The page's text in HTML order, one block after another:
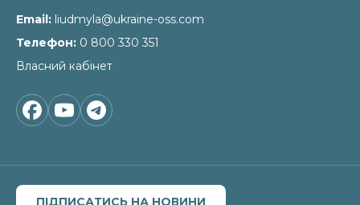
Email
liudmyla@ukraine-oss.com
Телефон 0 800 330 351
Власний кабінет
ПІДПИСАТИСЬ НА НОВИНИ